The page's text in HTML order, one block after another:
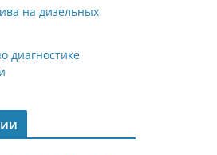
на дизельных
диагностике